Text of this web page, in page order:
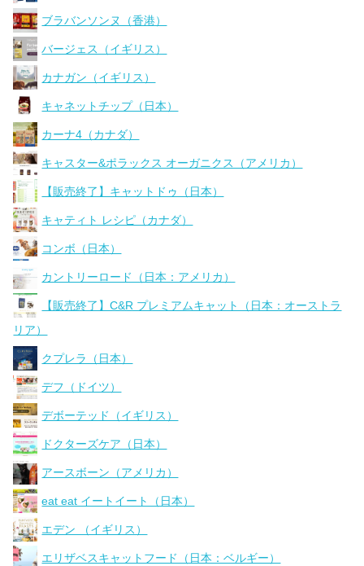
ブラバンソンヌ（香港）
バージェス（イギリス）
カナガン（イギリス）
キャネットチップ（日本）
カーナ4（カナダ）
キャスター&ポラックス オーガニクス（アメリカ）
【販売終了】キャットドゥ（日本）
キャティト レシピ（カナダ）
コンボ（日本）
カントリーロード（日本：アメリカ）
【販売終了】C&R プレミアムキャット（日本：オーストラ
リア）
クプレラ（日本）
デフ（ドイツ）
デボーテッド（イギリス）
ドクターズケア（日本）
アースボーン（アメリカ）
eat eat イートイート（日本）
エデン （イギリス）
エリザベスキャットフード（日本：ベルギー）